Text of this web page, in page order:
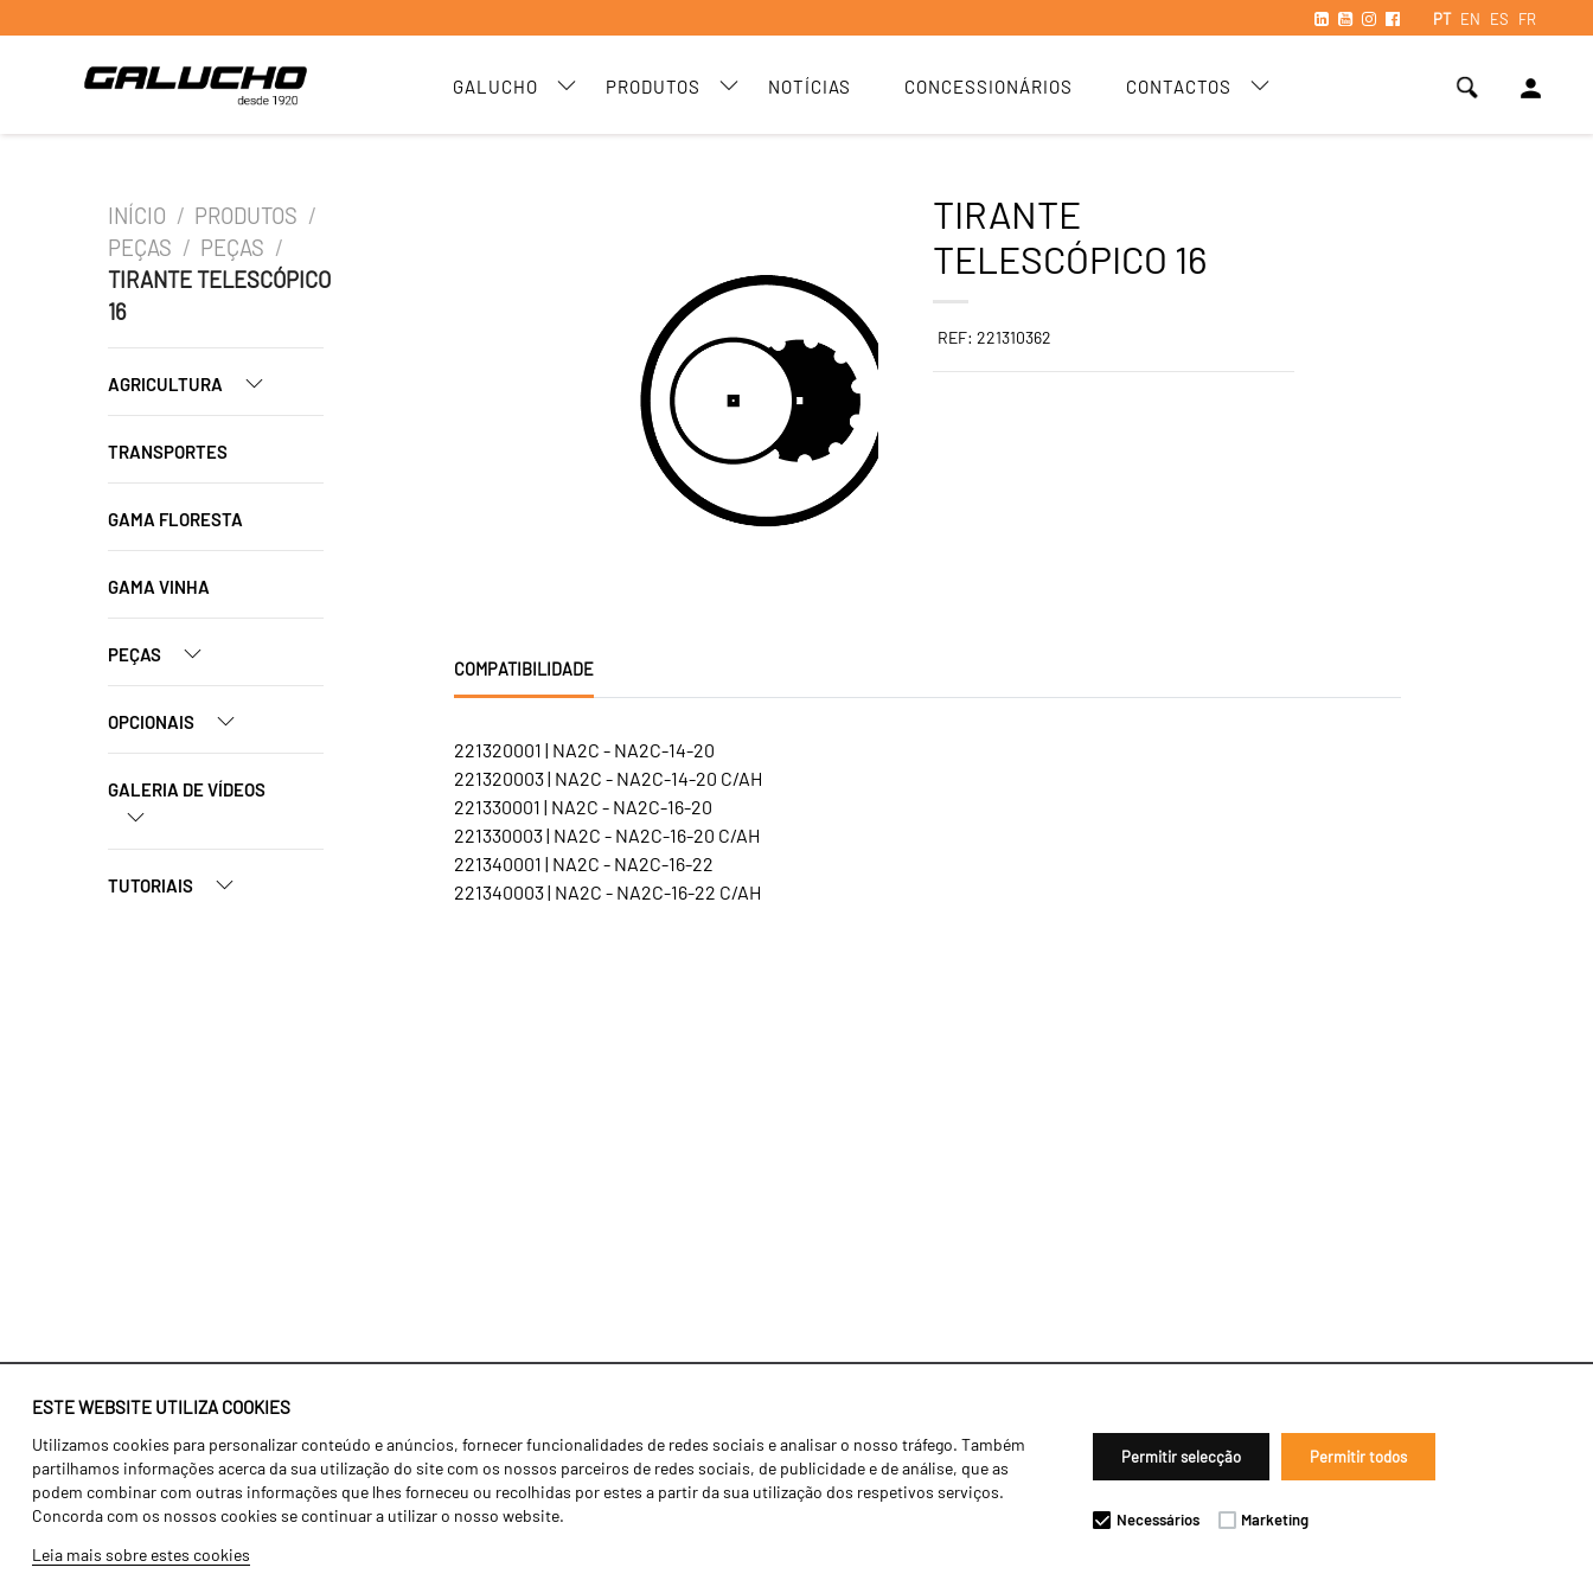
PT EN ES FR
GALUCHO PRODUTOS NOTÍCIAS CONCESSIONÁRIOS CONTACTOS person
ESTE WEBSITE UTILIZA COOKIES
Utilizamos cookies para personalizar conteúdo e anúncios, fornecer funcionalidades de redes sociais e analisar o nosso tráfego. Também
partilhamos informações acerca da sua utilização do site com os nossos parceiros de redes sociais, de publicidade e de análise, que as
podem combinar com outras informações que lhes forneceu ou recolhidas por estes a partir da sua utilização dos respetivos serviços.
Concorda com os nossos cookies se continuar a utilizar o nosso website.
Leia mais sobre estes cookies
Permitir selecção Permitir todos
Necessários Marketing
INÍCIO / PRODUTOS /
PEÇAS / PEÇAS /
TIRANTE TELESCÓPICO
16
AGRICULTURA
TRANSPORTES
GAMA FLORESTA
GAMA VINHA
PEÇAS
OPCIONAIS
GALERIA DE VÍDEOS
TUTORIAIS
TIRANTE
TELESCÓPICO 16
REF: 221310362
COMPATIBILIDADE
221320001 | NA2C - NA2C-14-20
221320003 | NA2C - NA2C-14-20 C/AH
221330001 | NA2C - NA2C-16-20
221330003 | NA2C - NA2C-16-20 C/AH
221340001 | NA2C - NA2C-16-22
221340003 | NA2C - NA2C-16-22 C/AH
Identidade
História
Fábrica / Produção
Recursos Humanos
Agricultura
Transportes
Gama Floresta
Notícias
Concessionários